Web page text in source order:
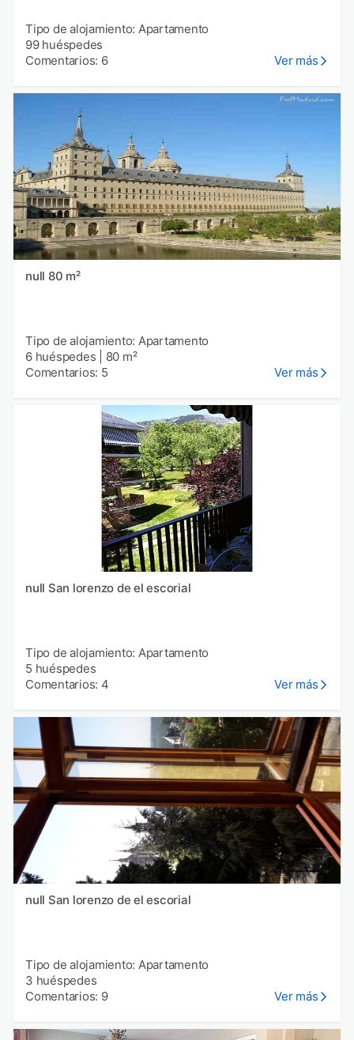
Tipo de alojamiento: Apartamento
99 huéspedes
Comentarios: 6
Ver más
null 80 m²
Tipo de alojamiento: Apartamento
6 huéspedes
80 m²
Comentarios: 5
Ver más
null San lorenzo de el escorial
Tipo de alojamiento: Apartamento
5 huéspedes
Comentarios: 4
Ver más
null San lorenzo de el escorial
Tipo de alojamiento: Apartamento
3 huéspedes
Comentarios: 9
Ver más